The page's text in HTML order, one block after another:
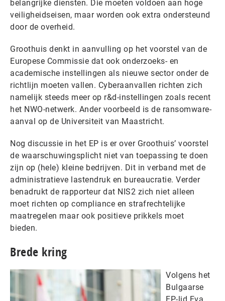
belangrijke diensten. Die moeten voldoen aan hoge
veiligheidseisen, maar worden ook extra ondersteund
door de overheid.
Groothuis denkt in aanvulling op het voorstel van de
Europese Commissie dat ook onderzoeks- en
academische instellingen als nieuwe sector onder de
richtlijn moeten vallen. Cyberaanvallen richten zich
namelijk steeds meer op r&d-instellingen zoals recent
het NWO-netwerk. Ander voorbeeld is de ransomware-
aanval op de Universiteit van Maastricht.
Nog discussie in het EP is er over Groothuis’ voorstel
de waarschuwingsplicht niet van toepassing te doen
zijn op (hele) kleine bedrijven. Dit in verband met de
administratieve lastendruk en bureaucratie. Verder
benadrukt de rapporteur dat NIS2 zich niet alleen
moet richten op compliance en strafrechtelijke
maatregelen maar ook positieve prikkels moet
bieden.
Brede kring
Volgens het
Bulgaarse
EP-lid Eva